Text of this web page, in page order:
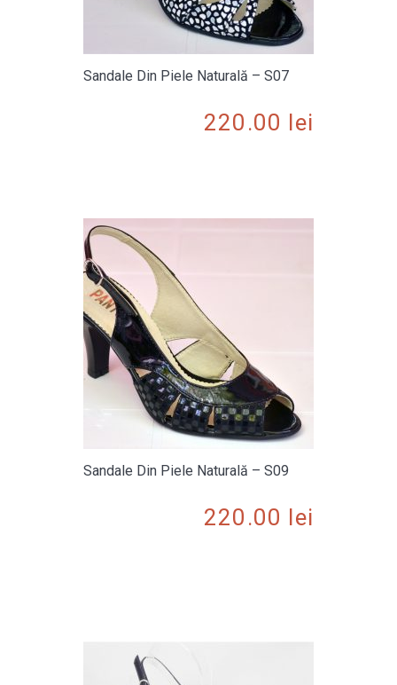
Sandale Din Piele Naturală – S07
220.00 lei
Sandale Din Piele Naturală – S09
220.00 lei